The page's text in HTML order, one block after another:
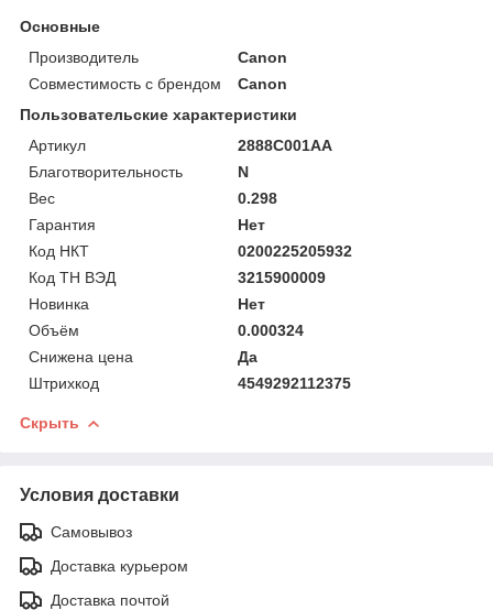
Основные
Производитель
Canon
Совместимость с брендом
Canon
Пользовательские характеристики
Артикул
2888C001AA
Благотворительность
N
Вес
0.298
Гарантия
Нет
Код НКТ
0200225205932
Код ТН ВЭД
3215900009
Новинка
Нет
Объём
0.000324
Снижена цена
Да
Штрихкод
4549292112375
Скрыть
Условия доставки
Самовывоз
Доставка курьером
Доставка почтой